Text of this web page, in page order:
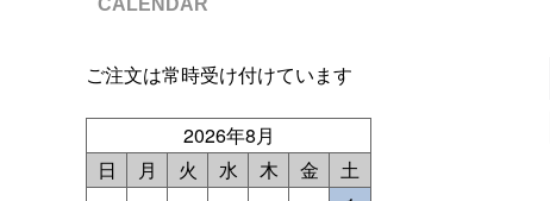
ご注文は常時受け付けています
2026年8月
日
月 火 水 木 金
土